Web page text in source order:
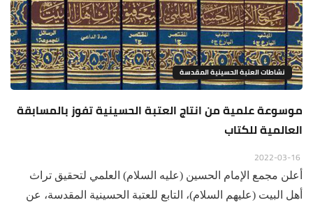
نشاطات العتبة الحسينية المقدسة
موسوعة علمية من انتاج العتبة الحسينية تفوز بالمسابقة
العالمية للكتاب
أعلن مجمع الإمام الحسين (عليه السلام) العلمي لتحقيق تراث
أهل البيت (عليهم السلام)، التابع للعتبة الحسينية المقدسة، عن